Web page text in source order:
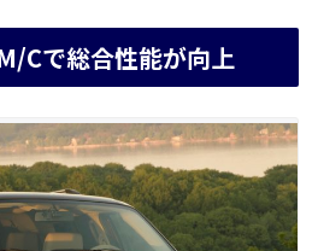
Cで総合性能が向上